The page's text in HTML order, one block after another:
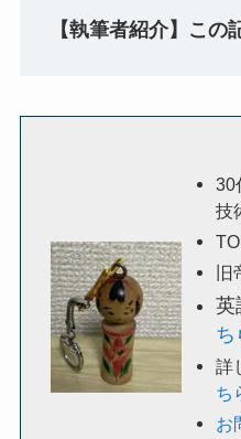
【執筆者紹介】この
30
技
英
ち
詳
ち
お